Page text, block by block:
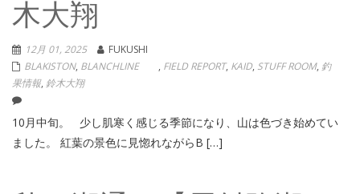
木大翔
12月 01, 2025
FUKUSHI
BLAKISTON, BLANCHLINE , FIELD REPORT, KAID, STUFF ROOM, 釣
果情報, 鈴木大翔
10月中旬。 少し肌寒く感じる季節になり、山は色づき始めてい
ました。 紅葉の景色に見惚れながらB […]